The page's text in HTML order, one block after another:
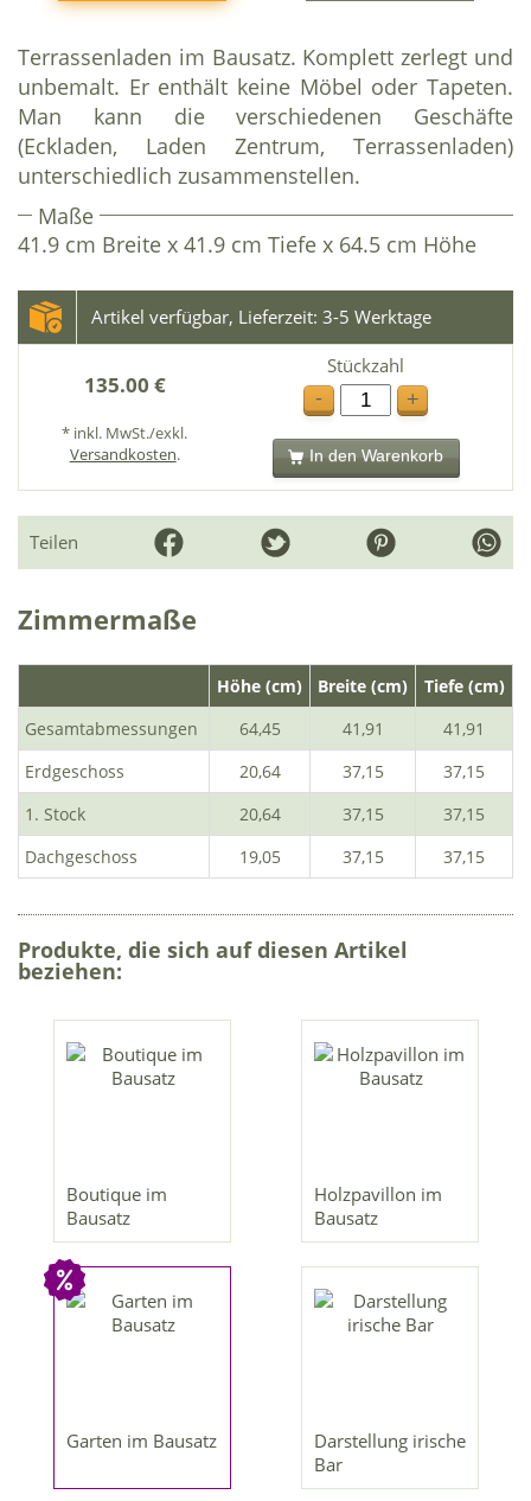
Terrassenladen im Bausatz. Komplett zerlegt und
unbemalt. Er enthält keine Möbel oder Tapeten.
Man kann die verschiedenen Geschäfte
(Eckladen, Laden Zentrum, Terrassenladen)
unterschiedlich zusammenstellen.
Maße
41.9 cm Breite x 41.9 cm Tiefe x 64.5 cm Höhe
Artikel verfügbar, Lieferzeit: 3-5 Werktage
135.00 €
* inkl. MwSt./exkl.
Versandkosten.
Stückzahl
-
+
In den Warenkorb
Teilen
Zimmermaße
Höhe (cm) Breite (cm)
Tiefe (cm)
Gesamtabmessungen
64,45 41,91
41,91
Erdgeschoss
20,64 37,15
37,15
1. Stock
20,64 37,15
37,15
Dachgeschoss
19,05 37,15 37,15
Produkte, die sich auf diesen Artikel
beziehen:
Boutique im
Bausatz
Holzpavillon im
Bausatz
Garten im Bausatz
Darstellung irische
Bar